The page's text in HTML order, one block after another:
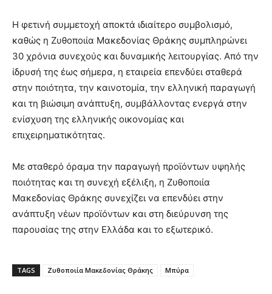
Η φετινή συμμετοχή αποκτά ιδιαίτερο συμβολισμό,
καθώς η Ζυθοποιία Μακεδονίας Θράκης συμπληρώνει
30 χρόνια συνεχούς και δυναμικής λειτουργίας. Από την
ίδρυσή της έως σήμερα, η εταιρεία επενδύει σταθερά
στην ποιότητα, την καινοτομία, την ελληνική παραγωγή
και τη βιώσιμη ανάπτυξη, συμβάλλοντας ενεργά στην
ενίσχυση της ελληνικής οικονομίας και
επιχειρηματικότητας.
Με σταθερό όραμα την παραγωγή προϊόντων υψηλής
ποιότητας και τη συνεχή εξέλιξη, η Ζυθοποιία
Μακεδονίας Θράκης συνεχίζει να επενδύει στην
ανάπτυξη νέων προϊόντων και στη διεύρυνση της
παρουσίας της στην Ελλάδα και το εξωτερικό.
TAGS Ζυθοποιία Μακεδονίας Θράκης Μπύρα